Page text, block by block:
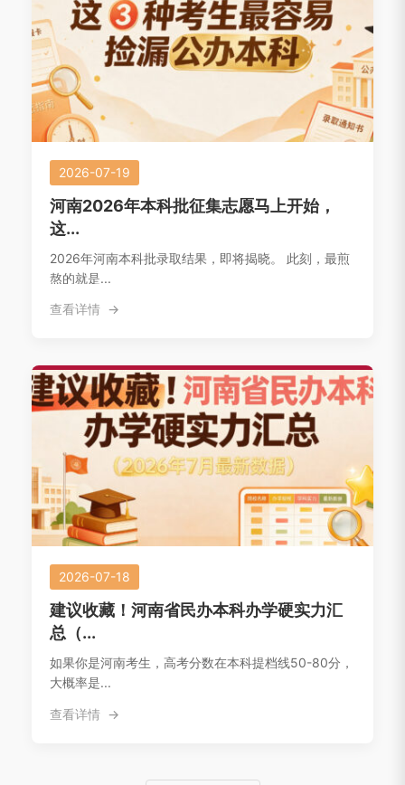
2026-07-19
河南2026年本科批征集志愿马上开始，
这...
2026年河南本科批录取结果，即将揭晓。 此刻，最煎
熬的就是...
查看详情
2026-07-18
建议收藏！河南省民办本科办学硬实力汇
总（...
如果你是河南考生，高考分数在本科提档线50-80分，
大概率是...
查看详情